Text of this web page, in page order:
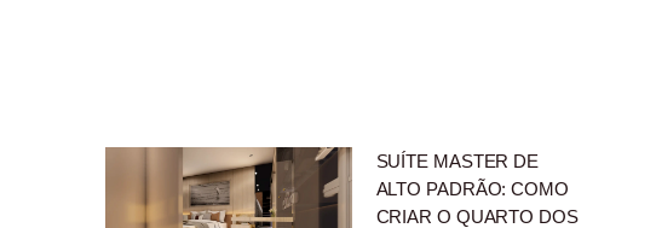
SUÍTE MASTER DE
ALTO PADRÃO: COMO
CRIAR O QUARTO DOS